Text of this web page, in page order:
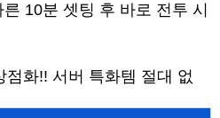
10분 셋팅 후 바로 전투 시
점화!! 서버 특화템 절대 없